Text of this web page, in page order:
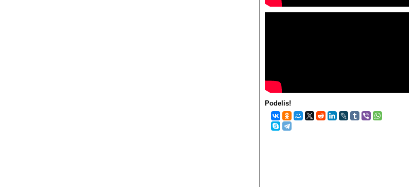
Podelis!